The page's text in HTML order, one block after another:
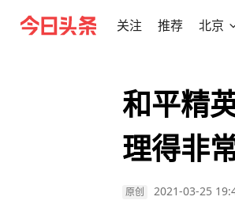
关注 推荐 北京
和平精
理得非
原创 2021-03-25